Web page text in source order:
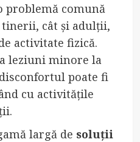
problemă comună
tinerii, cât și adulții,
activitate fizică.
leziuni minore la
poate fi
cu activitățile
largă de soluții